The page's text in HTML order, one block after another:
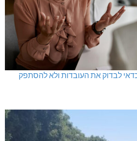
לבדוק את העובדות ולא להסתפק